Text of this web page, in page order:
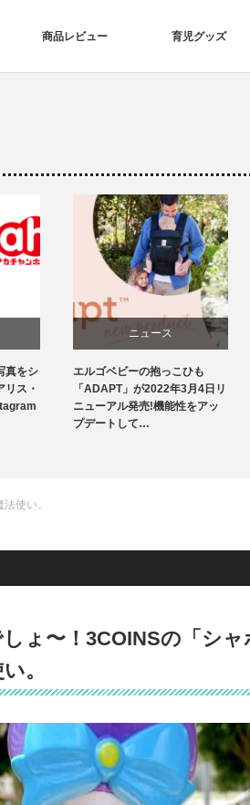
商品レビュー 育児グッズ
真をシ
リス・
ニュース
育児グッズ
エルゴベビーの抱っこひも
「ADAPT」が2022年3月4日リ
ニューアル発売!機能性をアッ
プデートして…
使い。
ょ〜！3COINSの「シ
。